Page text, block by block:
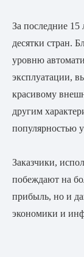
За последние
десятки стран.
уровню
эксплуатации,
красивому
другим
популярностью
Заказчики,
побеждают на
прибыль, но и
экономики и